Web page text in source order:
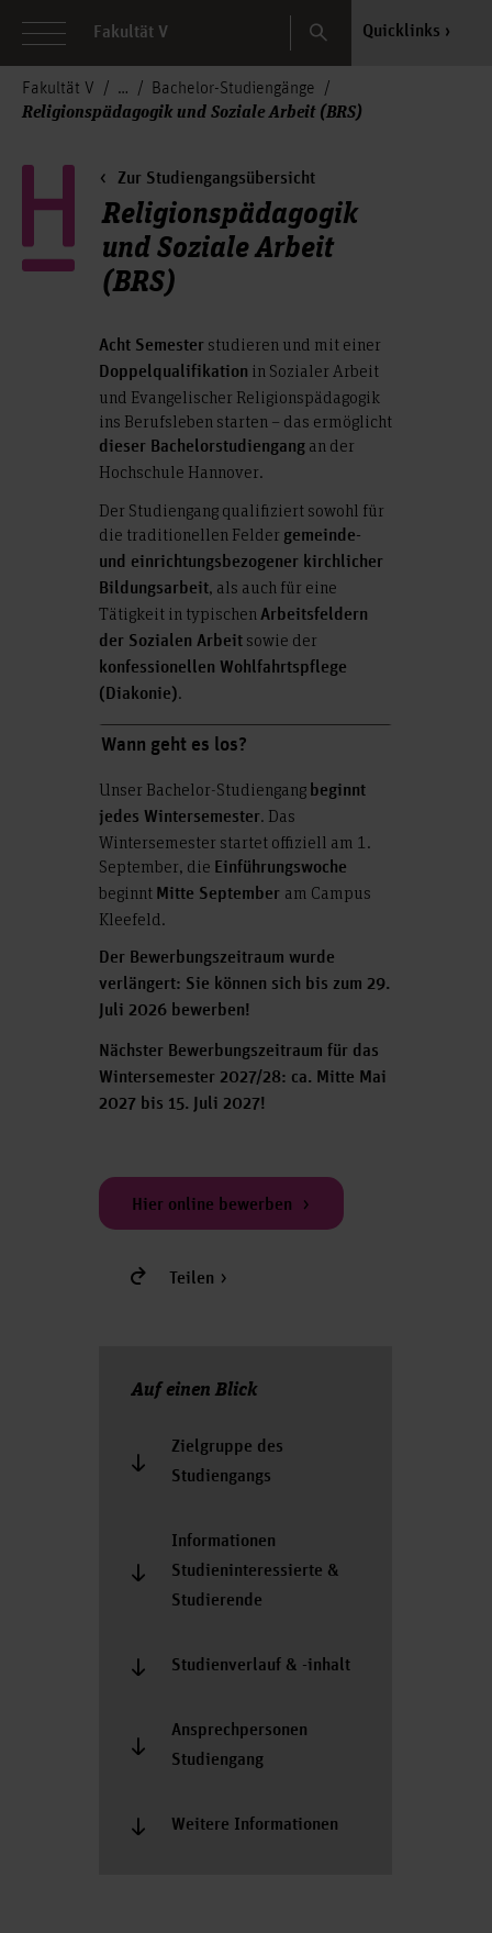
Fakultät V Search Quicklinks
Fakultät V Bachelor-Studiengänge
Religionspädagogik und Soziale Arbeit (BRS)
Zur Studiengangsübersicht
Religionspädagogik
und Soziale Arbeit
(BRS)
Acht Semester studieren und mit einer
Doppelqualifikation in Sozialer Arbeit
und Evangelischer Religionspädagogik
ins Berufsleben starten – das ermöglicht
dieser Bachelorstudiengang an der
Hochschule Hannover.
Der Studiengang qualifiziert sowohl für
die traditionellen Felder gemeinde-
und einrichtungsbezogener kirchlicher
Bildungsarbeit, als auch für eine
Tätigkeit in typischen Arbeitsfeldern
der Sozialen Arbeit sowie der
konfessionellen Wohlfahrtspflege
(Diakonie).
Wann geht es los?
Unser Bachelor-Studiengang beginnt
jedes Wintersemester. Das
Wintersemester startet offiziell am 1.
September, die Einführungswoche
beginnt Mitte September am Campus
Kleefeld.
Der Bewerbungszeitraum wurde
verlängert: Sie können sich bis zum 29.
Juli 2026 bewerben!
Nächster Bewerbungszeitraum für das
Wintersemester 2027/28: ca. Mitte Mai
2027 bis 15. Juli 2027!
Hier online bewerben
Teilen
Auf einen Blick
Zielgruppe des
Studiengangs
Informationen
Studieninteressierte &
Studierende
Studienverlauf & -inhalt
Ansprechpersonen
Studiengang
Weitere Informationen